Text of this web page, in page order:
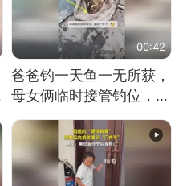
00:42
爸爸钓一天鱼一无所获，
母女俩临时接管钓位，用
玩具鱼竿钓上大鱼